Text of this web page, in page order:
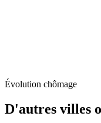
Évolution chômage
D'autres villes